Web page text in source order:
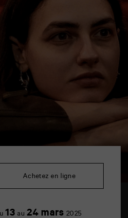
Achetez en ligne
13 au24 mars 2025